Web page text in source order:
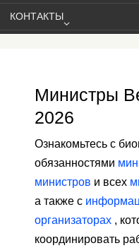
КОНТАКТЫ
Министры
2026
Ознакомьтесь с
обязанностями
министров и всех
а также с
организаторах ,
координировать